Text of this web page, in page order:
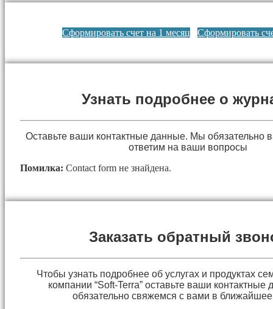
Сформировать счет на 1 месяц Сформировать
Узнать подробнее о
Оставьте ваши контактные данные. Мы обязательно
ответим на ваши вопросы
Помилка: Contact form не знайдена.
Заказать обратный
Чтобы узнать подробнее об услугах и продуктах
компании “Soft-Terra” оставьте ваши
обязательно свяжемся с вами в